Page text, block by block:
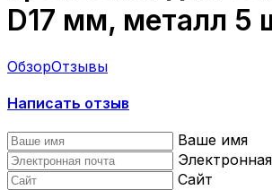
D17 мм, металл 5
ОбзорОтзывы
Написать отзыв
Ваше имя
Сайт